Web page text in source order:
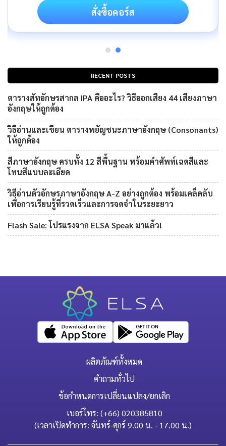
RECENT POSTS
ตารางสัทอักษรสากล IPA คืออะไร? วิธีออกเสียง 44 เสียงภาษา
อังกฤษให้ถูกต้อง
วิธีอ่านและเขียน ตารางพยัญชนะภาษาอังกฤษ (Consonants)
ให้ถูกต้อง
สีภาษาอังกฤษ ครบทั้ง 12 สีพื้นฐาน พร้อมคำศัพท์เฉดสีและ
โทนสีแบบละเอียด
วิธีอ่านตัวอักษรภาษาอังกฤษ A-Z อย่างถูกต้อง พร้อมเคล็ดลับ
เพื่อการเรียนรู้ที่รวดเร็วและการจดจำในระยะยาว
Flash Sale: โปรแรงจาก ELSA Speak มาแล้ว!
สั่งซื้อคอร์ส
ผลิตภัณฑ์ทั้งหมด
คำถามทั่วไป
ข้อกำหนดการเปลี่ยนแปลง/ยกเลิก
เบอร์โทร: (+66) 020385810
(เวลาเปิดทำการ: จันทร์-ศุกร์ 9.00 น. - 17.00 น.)